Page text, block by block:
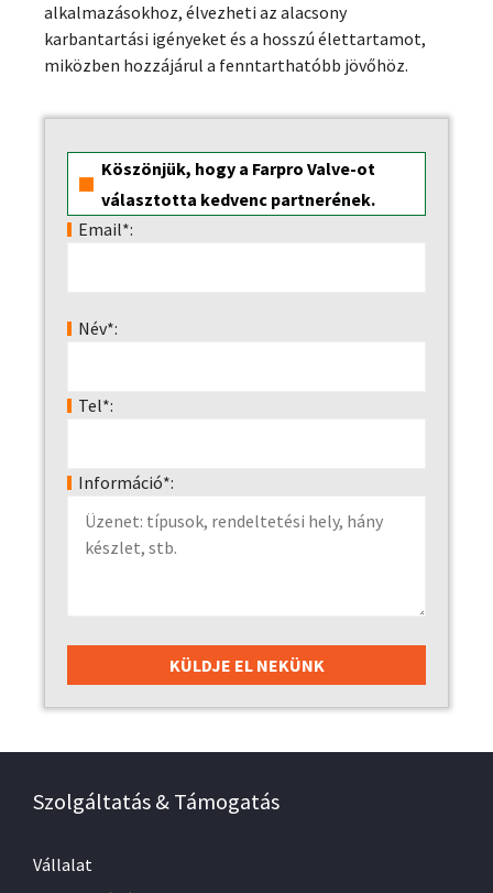
alkalmazásokhoz, élvezheti az alacsony
karbantartási igényeket és a hosszú élettartamot,
miközben hozzájárul a fenntarthatóbb jövőhöz.
Köszönjük, hogy a Farpro Valve-ot
választotta kedvenc partnerének.
Email*:
Név*:
Tel*:
Információ*:
Szolgáltatás & Támogatás
Vállalat